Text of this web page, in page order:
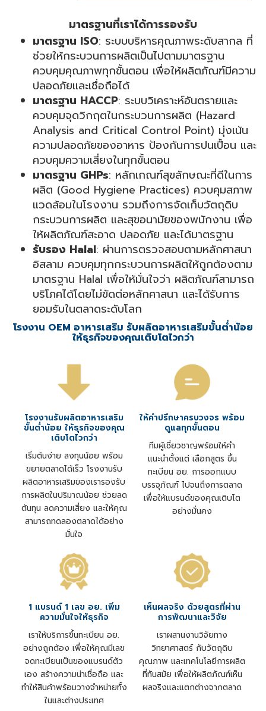
มาตรฐานที่เราได้การรองรับ
มาตรฐาน ISO: ระบบบริหารคุณภาพระดับสากล ที่
ช่วยให้กระบวนการผลิตเป็นไปตามมาตรฐาน
ควบคุมคุณภาพทุกขั้นตอน เพื่อให้ผลิตภัณฑ์มีความ
ปลอดภัยและเชื่อถือได้
มาตรฐาน HACCP: ระบบวิเคราะห์อันตรายและ
ควบคุมจุดวิกฤตในกระบวนการผลิต (Hazard
Analysis and Critical Control Point) มุ่งเน้น
ความปลอดภัยของอาหาร ป้องกันการปนเปื้อน และ
ควบคุมความเสี่ยงในทุกขั้นตอน
มาตรฐาน GHPs: หลักเกณฑ์สุขลักษณะที่ดีในการ
ผลิต (Good Hygiene Practices) ควบคุมสภาพ
แวดล้อมในโรงงาน รวมถึงการจัดเก็บวัตถุดิบ
กระบวนการผลิต และสุขอนามัยของพนักงาน เพื่อ
ให้ผลิตภัณฑ์สะอาด ปลอดภัย และได้มาตรฐาน
รับรอง Halal: ผ่านการตรวจสอบตามหลักศาสนา
อิสลาม ควบคุมทุกกระบวนการผลิตให้ถูกต้องตาม
มาตรฐาน Halal เพื่อให้มั่นใจว่า ผลิตภัณฑ์สามารถ
บริโภคได้โดยไม่ขัดต่อหลักศาสนา และได้รับการ
ยอมรับในตลาดระดับโลก
โรงงาน OEM อาหารเสริม รับผลิตอาหารเสริมขั้นต่ำน้อย
ให้ธุรกิจของคุณเติบโตไวกว่า
โรงงานรับผลิตอาหารเสริม
ขั้นต่ำน้อย ให้ธุรกิจของคุณ
เติบโตไวกว่า
เริ่มต้นง่าย ลงทุนน้อย พร้อม
ขยายตลาดได้เร็ว โรงงานรับ
ผลิตอาหารเสริมของเรารองรับ
การผลิตในปริมาณน้อย ช่วยลด
ต้นทุน ลดความเสี่ยง และให้คุณ
สามารถทดลองตลาดได้อย่าง
มั่นใจ
ให้คำปรึกษาครบวงจร พร้อม
ดูแลทุกขั้นตอน
ทีมผู้เชี่ยวชาญพร้อมให้คำ
แนะนำตั้งแต่ เลือกสูตร ขึ้น
ทะเบียน อย. การออกแบบ
บรรจุภัณฑ์ ไปจนถึงการตลาด
เพื่อให้แบรนด์ของคุณเติบโต
อย่างมั่นคง
1 แบรนด์ 1 เลข อย. เพิ่ม
ความมั่นใจให้ธุรกิจ
เราให้บริการขึ้นทะเบียน อย.
อย่างถูกต้อง เพื่อให้คุณมีเลข
จดทะเบียนเป็นของแบรนด์ตัว
เอง สร้างความน่าเชื่อถือ และ
ทำให้สินค้าพร้อมวางจำหน่ายทั้ง
ในและต่างประเทศ
เห็นผลจริง ด้วยสูตรที่ผ่าน
การพัฒนาและวิจัย
เราผสานงานวิจัยทาง
วิทยาศาสตร์ กับวัตถุดิบ
คุณภาพ และเทคโนโลยีการผลิต
ที่ทันสมัย เพื่อให้ผลิตภัณฑ์เห็น
ผลจริงและแตกต่างจากตลาด